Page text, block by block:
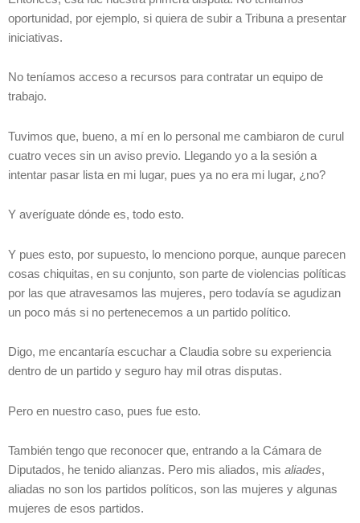
oportunidad, por ejemplo, si quiera de subir a Tribuna a presentar
iniciativas.
No teníamos acceso a recursos para contratar un equipo de
trabajo.
Tuvimos que, bueno, a mí en lo personal me cambiaron de curul
cuatro veces sin un aviso previo. Llegando yo a la sesión a
intentar pasar lista en mi lugar, pues ya no era mi lugar, ¿no?
Y averíguate dónde es, todo esto.
Y pues esto, por supuesto, lo menciono porque, aunque parecen
cosas chiquitas, en su conjunto, son parte de violencias políticas
por las que atravesamos las mujeres, pero todavía se agudizan
un poco más si no pertenecemos a un partido político.
Digo, me encantaría escuchar a Claudia sobre su experiencia
dentro de un partido y seguro hay mil otras disputas.
Pero en nuestro caso, pues fue esto.
También tengo que reconocer que, entrando a la Cámara de
Diputados, he tenido alianzas. Pero mis aliados, mis aliades,
aliadas no son los partidos políticos, son las mujeres y algunas
mujeres de esos partidos.